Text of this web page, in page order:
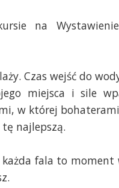
na
Czas wejść do
miejsca i sile
w której
najlepszą.
fala to moment